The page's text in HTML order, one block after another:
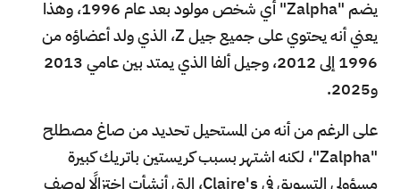
يضم "Zalpha" أي شخص مولود بعد عام 1996، وهذا
يعني أنه يحتوي على جميع جيل Z، الذي ولد أعضاؤه من
1996 إلى 2012، وجيل ألفا الذي يمتد بين عامي 2013
و2025.
على الرغم من أنه من المستحيل تحديد من صاغ مصطلح
"Zalpha"، لكنه اشتهر بسبب كريستين باتريك كبيرة
مسؤولي التسويق في Claire's، التي أنشأت اختزالًا لوصف